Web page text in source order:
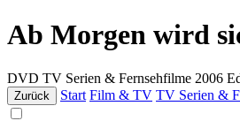
Ab Morgen wird
DVD TV Serien & Fernsehfilme 2006
Zurück Start Film & TV TV Serien &